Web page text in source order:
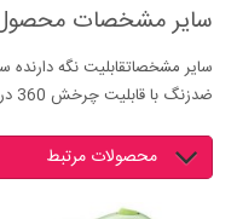
سایر مشخصات
سایر مشخصاتقابلیت نگه
ضدزنگ با قابلیت چرخش 360 درجه
محصولات مرتبط